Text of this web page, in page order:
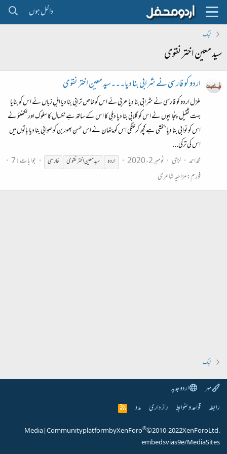
داخل ہوں
ٹیگ
سید معین اختر نقوی
اردو کو فارسی نے شرابی بنا دیا۔۔۔سید معین اختر نقوی
غزل اردو کو فارسی نے شرابی بنا دیا عربی نے اس کو خاص ترابی بنا دیا اہلِ زباں نے اس کو بنایا
بہت ثقیل پنجابیوں نے اس کو گلابی بنا دیا دہلی کا اس کے ساتھ ہے ٹکسال کا سلوک اور لکھنئو نے
اس کو نوابی بنا دیا بخشی ہے کچھ کرختگی اس کو پٹھان نے اس حسنِ بھوربن کو صوابی بنا دیا باتوں میں
اس کی ترکی...
محمداحمد لڑی نومبر 2، 2020 اردو سیدمعیناخترنقوی فارسی
جوابات: 7
فورم:مزاحیہ شاعری
ٹیگ
مہر
اردو جدید
رابطہ قواعد و ضوابط راز داری مدد
R
S
Community platform by XenForo®© 2010-2022 XenForo Ltd.
|
Media
embeds via s9e/MediaSites